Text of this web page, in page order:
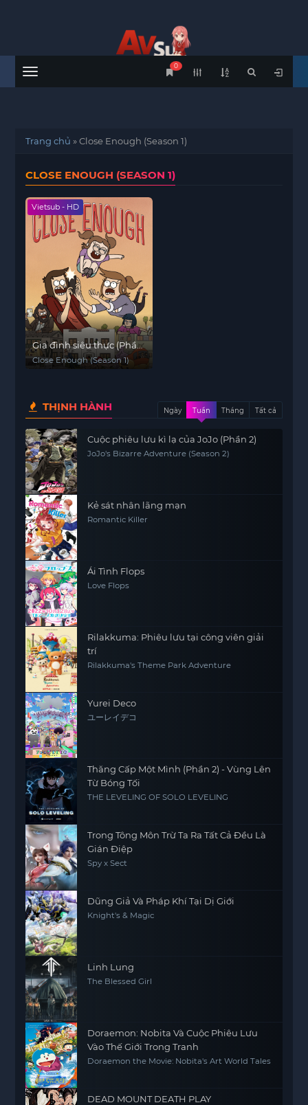
Menu
0
Trang chủ »Close Enough (Season 1)
CLOSE ENOUGH (SEASON 1)
Vietsub - HD
Gia đình siêu thực (Phần
1)
Close Enough (Season 1)
THỊNH HÀNH Ngày Tuần Tháng Tất cả
Cuộc phiêu lưu kì lạ của JoJo (Phần 2)
JoJo's Bizarre Adventure (Season 2)
Kẻ sát nhân lãng mạn
Romantic Killer
Ái Tình Flops
Love Flops
Rilakkuma: Phiêu lưu tại công viên giải
trí
Rilakkuma's Theme Park Adventure
Yurei Deco
ユーレイデコ
Thăng Cấp Một Mình (Phần 2) - Vùng Lên
Từ Bóng Tối
THE LEVELING OF SOLO LEVELING
Trong Tông Môn Trừ Ta Ra Tất Cả Đều Là
Gián Điệp
Spy x Sect
Dũng Giả Và Pháp Khí Tại Dị Giới
Knight's & Magic
Linh Lung
The Blessed Girl
Doraemon: Nobita Và Cuộc Phiêu Lưu
Vào Thế Giới Trong Tranh
Doraemon the Movie: Nobita's Art World Tales
DEAD MOUNT DEATH PLAY